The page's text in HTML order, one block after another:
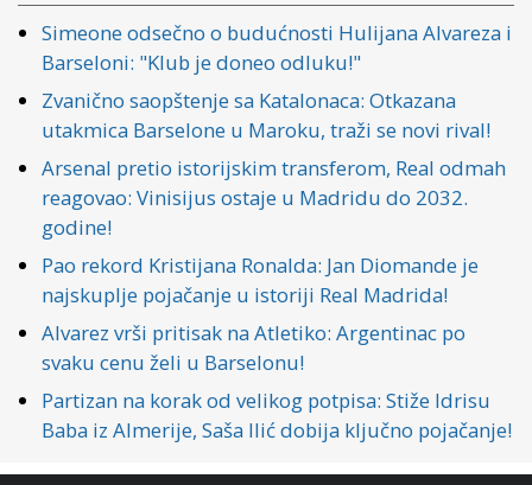
Simeone odsečno o budućnosti Hulijana Alvareza i
Barseloni: "Klub je doneo odluku!"
Zvanično saopštenje sa Katalonaca: Otkazana
utakmica Barselone u Maroku, traži se novi rival!
Arsenal pretio istorijskim transferom, Real odmah
reagovao: Vinisijus ostaje u Madridu do 2032.
godine!
Pao rekord Kristijana Ronalda: Jan Diomande je
najskuplje pojačanje u istoriji Real Madrida!
Alvarez vrši pritisak na Atletiko: Argentinac po
svaku cenu želi u Barselonu!
Partizan na korak od velikog potpisa: Stiže Idrisu
Baba iz Almerije, Saša Ilić dobija ključno pojačanje!